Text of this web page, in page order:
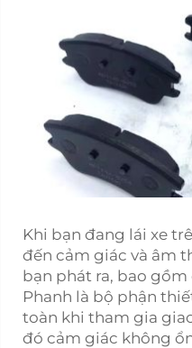
Khi bạn đang lái xe
đến cảm giác và âm
bạn phát ra, bao
Phanh là bộ phận
toàn khi tham gia
đó cảm giác không